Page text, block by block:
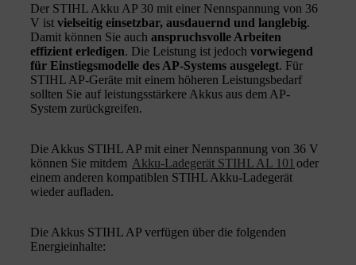
Der STIHL Akku AP 30 mit einer Nennspannung von 36
V ist vielseitig einsetzbar, ausdauernd und langlebig.
Damit können Sie auch anspruchsvolle Arbeiten
effizient erledigen. Die Leistung ist jedoch vorwiegend
für Einstiegsmodelle des AP-Systems ausgelegt. Für
STIHL AP-Geräte mit einem höheren Leistungsbedarf
sollten Sie auf leistungsstärkere Akkus aus dem AP-
System zurückgreifen.
Die Akkus STIHL AP mit einer Nennspannung von 36 V
können Sie mitdem Akku-Ladegerät STIHL AL 101 oder
einem anderen kompatiblen STIHL Akku-Ladegerät
wieder aufladen.
Die Akkus STIHL AP verfügen über die folgenden
Energieinhalte: